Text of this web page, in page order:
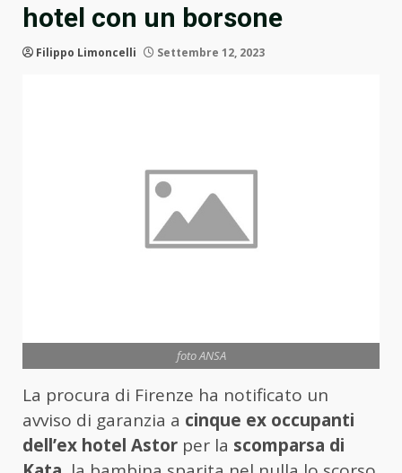
hotel con un borsone
Filippo Limoncelli Settembre 12, 2023
foto ANSA
La procura di Firenze ha notificato un
avviso di garanzia a cinque ex occupanti
dell’ex hotel Astor per la scomparsa di